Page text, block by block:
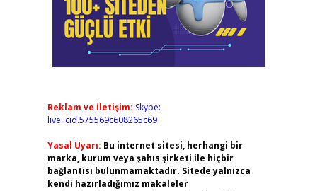
Reklam ve İletişim: Skype:
live:.cid.575569c608265c69
Yasal Uyarı: Bu internet sitesi, herhangi bir
marka, kurum veya şahıs şirketi ile hiçbir
bağlantısı bulunmamaktadır. Sitede yalnızca
kendi hazırladığımız makaleler